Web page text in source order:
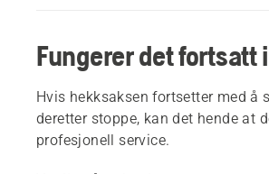
Fungerer det fortsatt
Hvis hekksaksen fortsetter med å
deretter stoppe, kan det hende at
profesjonell service.